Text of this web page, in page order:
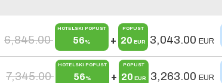
6,845.00
HOTELSKI POPUST
56% +
POPUST
20 EUR 3,043.00 EUR
7,345.00
HOTELSKI POPUST
56% +
POPUST
20 EUR 3,263.00 EUR